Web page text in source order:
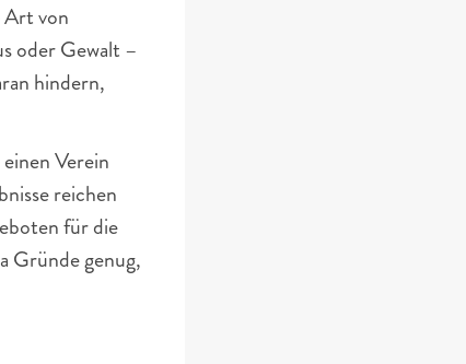
Art von
oder Gewalt –
hindern,
Verein
reichen
für die
Gründe genug,